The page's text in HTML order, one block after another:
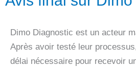
Dimo Diagnostic est un acteur
Après avoir testé leur
délai nécessaire pour recevoir